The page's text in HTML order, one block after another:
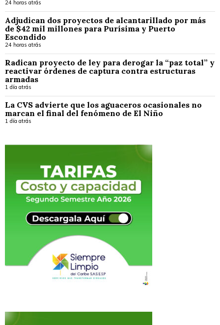
24 horas atrás
Adjudican dos proyectos de alcantarillado por más
de $42 mil millones para Purísima y Puerto
Escondido
24 horas atrás
Radican proyecto de ley para derogar la “paz total” y
reactivar órdenes de captura contra estructuras
armadas
1 día atrás
La CVS advierte que los aguaceros ocasionales no
marcan el final del fenómeno de El Niño
1 día atrás